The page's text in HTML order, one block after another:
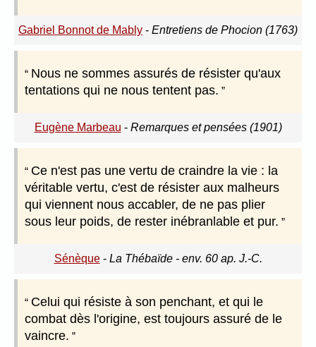
Gabriel Bonnot de Mably - Entretiens de Phocion (1763)
Nous ne sommes assurés de résister qu'aux
tentations qui ne nous tentent pas.
Eugène Marbeau - Remarques et pensées (1901)
Ce n'est pas une vertu de craindre la vie : la
véritable vertu, c'est de résister aux malheurs
qui viennent nous accabler, de ne pas plier
sous leur poids, de rester inébranlable et pur.
Sénèque- La Thébaïde - env. 60 ap. J.-C.
Celui qui résiste à son penchant, et qui le
combat dès l'origine, est toujours assuré de le
vaincre.